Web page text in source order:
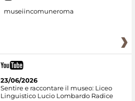
museiincomuneroma
23/06/2026
Sentire e raccontare il museo: Liceo
Linguistico Lucio Lombardo Radice